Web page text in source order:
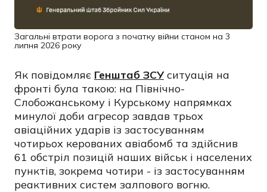
Загальні втрати ворога з початку війни станом на 3
липня 2026 року
Як повідомляє Генштаб ЗСУситуація на
фронті була такою: на Північно-
Слобожанському і Курському напрямках
минулої доби агресор завдав трьох
авіаційних ударів із застосуванням
чотирьох керованих авіабомб та здійснив
61 обстріл позицій наших військ і населених
пунктів, зокрема чотири - із застосуванням
реактивних систем залпового вогню.